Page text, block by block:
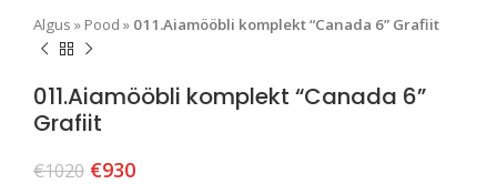
Algus » Pood » 011.Aiamööbli komplekt “Canada 6” Grafiit
011.Aiamööbli komplekt “Canada 6”
Grafiit
€1020 €930